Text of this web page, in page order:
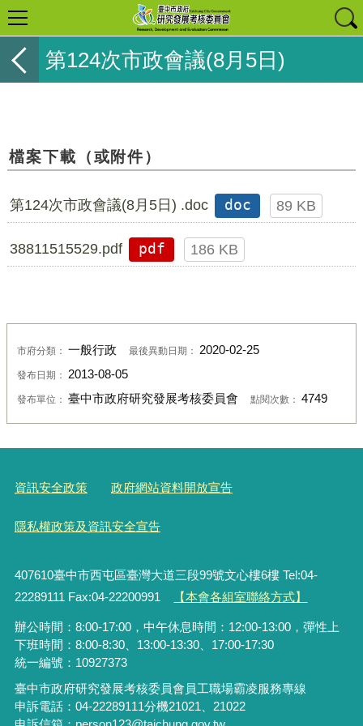
第124次市政會議(8月5日)
檔案下載（或附件）
第124次市政會議(8月5日) .doc doc 89 KB
38811515529.pdf pdf 186 KB
市府分類： 一般行政 最後異動日期： 2020-02-25
發布日期： 2013-08-05
發布單位： 臺中市政府研究發展考核委員會 點閱次數： 4749
資訊安全政策 政府網站資料開放宣告
隱私權政策及資訊安全宣告
407610臺中市西屯區臺灣大道三段99號文心樓6樓 Tel:04-
22289111 Fax:04-22200991
【本會各組室聯絡方式】
辦公時間：8:00-17:00，中午休息時間：12:00-13:00，彈性上
下班時間：8:00-8:30、13:00-13:30、17:00-17:30
統一編號：10927373
臺中市政府研究發展考核委員會員工職場霸凌服務專線
申訴電話：04-22289111分機21021、21022